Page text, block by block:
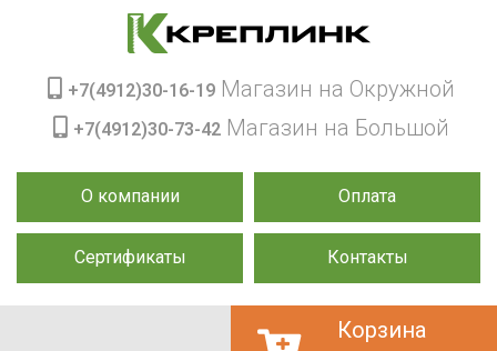
О компании Оплата
Сертификаты Контакты
+7(4912)30-16-19 Магазин на Окружной
+7(4912)30-73-42 Магазин на Большой
Корзина